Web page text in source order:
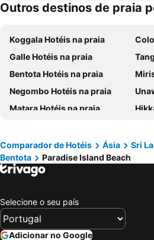
La Luna
Outros destinos de praia
Koggala Hotéis na praia
Galle Hotéis na praia
Bentota Hotéis na praia
Negombo Hotéis na praia
Matara Hotéis na praia
Kalutara Hotéis na praia
Ahungalla Hotéis na praia
Katunayake Hotéis na praia
Induruwa Hotéis na praia
Ratnapura Hotéis na praia
Comparador de Hotéis Ásia Sri
Bentota
Paradise Island Beach
Selecione o seu país
Adicionar no Google